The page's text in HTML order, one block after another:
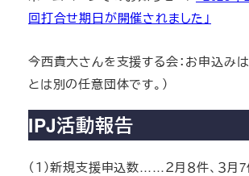
回打合せ期日が開催されました」
今西貴大さんを支援する会：お申込みは
とは別の任意団体です。）
IPJ活動報告
（１）新規支援申込数……２月８件、３月7